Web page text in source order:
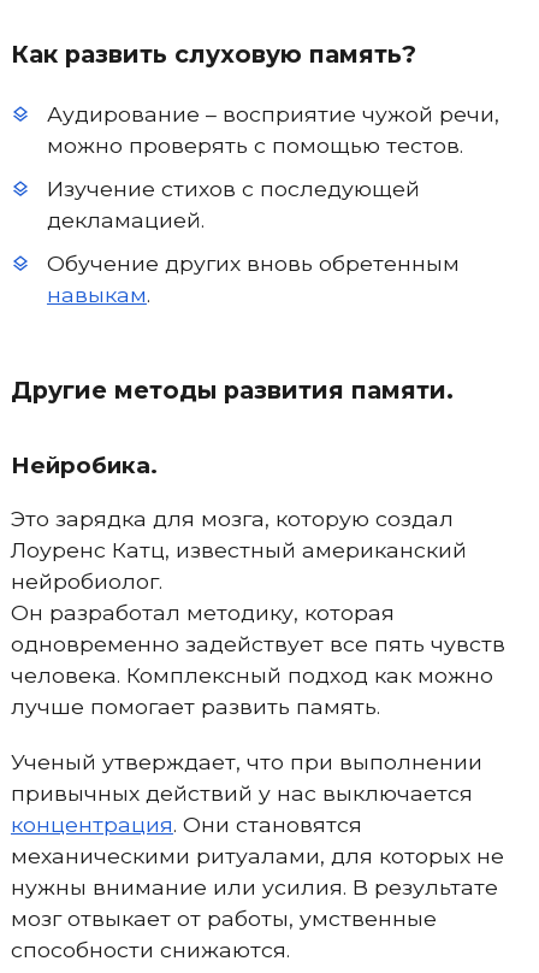
Как развить слуховую память?
Аудирование – восприятие чужой речи,
можно проверять с помощью тестов.
Изучение стихов с последующей
декламацией.
Обучение других вновь обретенным
навыкам.
Другие методы развития памяти.
Нейробика.
Это зарядка для мозга, которую создал
Лоуренс Катц, известный американский
нейробиолог.
Он разработал методику, которая
одновременно задействует все пять чувств
человека. Комплексный подход как можно
лучше помогает развить память.
Ученый утверждает, что при выполнении
привычных действий у нас выключается
концентрация. Они становятся
механическими ритуалами, для которых не
нужны внимание или усилия. В результате
мозг отвыкает от работы, умственные
способности снижаются.